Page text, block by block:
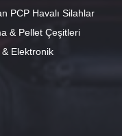
PCP Havalı Silahlar
& Pellet Çeşitleri
Elektronik